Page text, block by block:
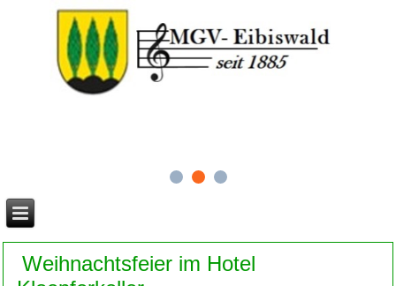
Weihnachtsfeier im Hotel